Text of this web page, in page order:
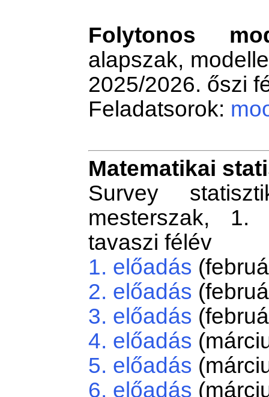
Folytonos
alapszak,
2025/2026. őszi
Feladatsorok:
Matematikai
Survey
mesterszak, 1.
tavaszi félév
1. előadás
2. előadás
3. előadás
4. előadás
5. előadás
6. előadás